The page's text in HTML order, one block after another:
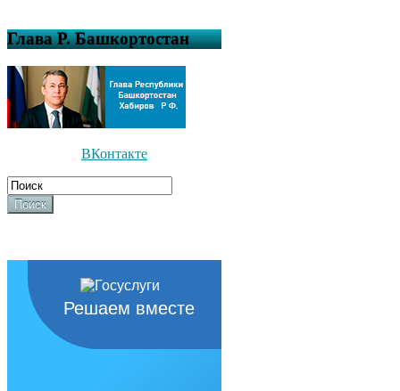
Глава Р. Башкортостан
ВКонтакте
Поиск
Решаем вместе